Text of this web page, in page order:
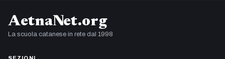
AetnaNet.org
La scuola catanese in rete dal 1998